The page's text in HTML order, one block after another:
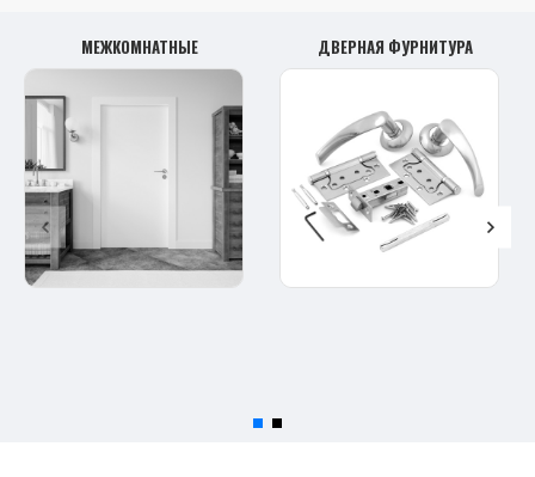
МЕЖКОМНАТНЫЕ ДВЕРНАЯ ФУРНИТУРА